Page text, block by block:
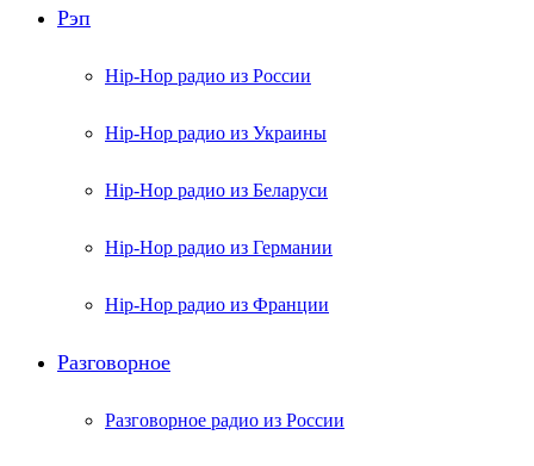
Рэп
Hip-Hop радио из России
Hip-Hop радио из Украины
Hip-Hop радио из Беларуси
Hip-Hop радио из Германии
Hip-Hop радио из Франции
Разговорное
Разговорное радио из России